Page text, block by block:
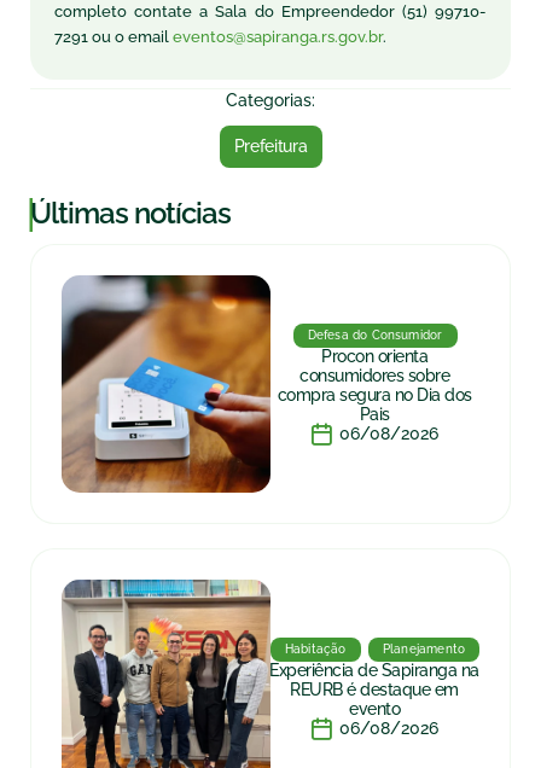
completo contate a Sala do Empreendedor (51) 99710-
7291 ou o email eventos@sapiranga.rs.gov.br.
Categorias:
Prefeitura
|Últimas notícias
Defesa do Consumidor
Procon orienta
consumidores sobre
compra segura no Dia dos
Pais
06/08/2026
Habitação Planejamento
Experiência de Sapiranga na
REURB é destaque em
evento
06/08/2026